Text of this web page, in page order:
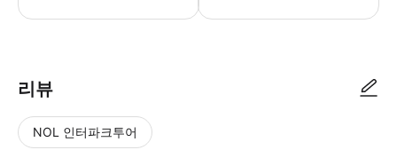
리뷰
NOL 인터파크투어